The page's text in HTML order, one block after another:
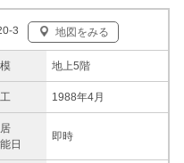
3 地図をみる
地上5階
1988年4月
日
即時